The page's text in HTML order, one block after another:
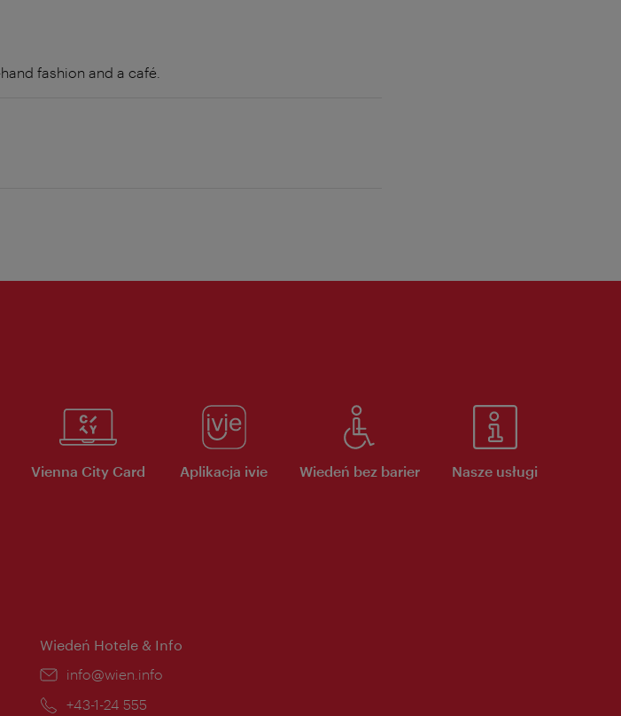
fashion and a café.
Vienna City Card Aplikacja ivie Wiedeń bez barier Nasze usługi
Wiedeń Hotele & Info
E-
info@wien.info
Telefon:
+43-1-24 555